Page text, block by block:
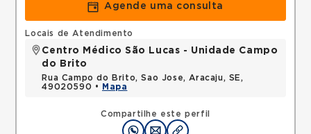
Agende uma consulta
Compartilhe este perfil
Locais de Atendimento
Centro Médico São Lucas - Unidade Campo
do Brito
Rua Campo do Brito, Sao Jose, Aracaju, SE,
49020590 •
Mapa